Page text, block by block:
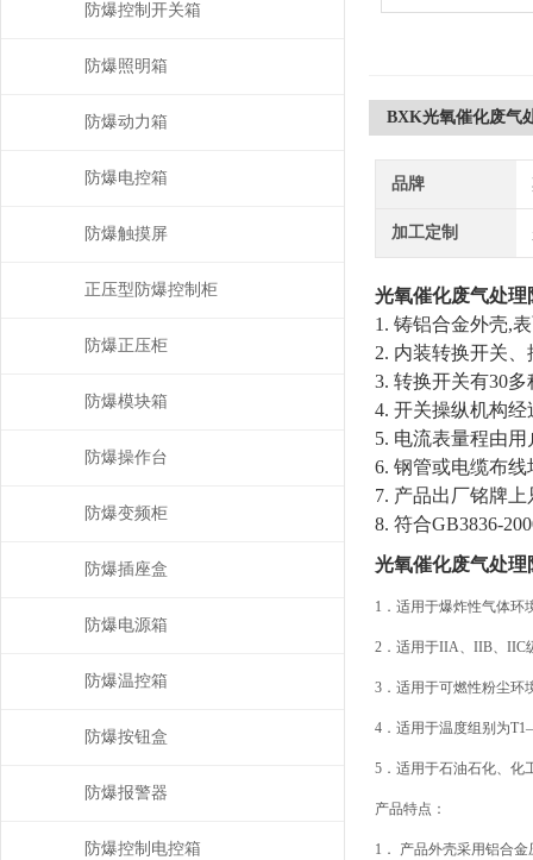
BXK光氧催化废气
品牌
加工定制
光氧催化废气处理
1. 铸铝合金外壳,
2. 内装转换开关
3. 转换开关有30
4. 开关操纵机构
5. 电流表量程由用
6. 钢管或电缆布线
7. 产品出厂铭牌
8. 符合GB3836-
光氧催化废气处理
1．适用于爆炸性气体环
2．适用于IIA、IIB、IIC
3．适用于可燃性粉尘环
4．适用于温度组别为
5．适用于石油石化、化
产品特点：
1． 产品外壳采用铝合
防爆控制开关箱
防爆照明箱
防爆动力箱
防爆电控箱
防爆触摸屏
正压型防爆控制柜
防爆正压柜
防爆模块箱
防爆操作台
防爆变频柜
防爆插座盒
防爆电源箱
防爆温控箱
防爆按钮盒
防爆报警器
防爆控制电控箱